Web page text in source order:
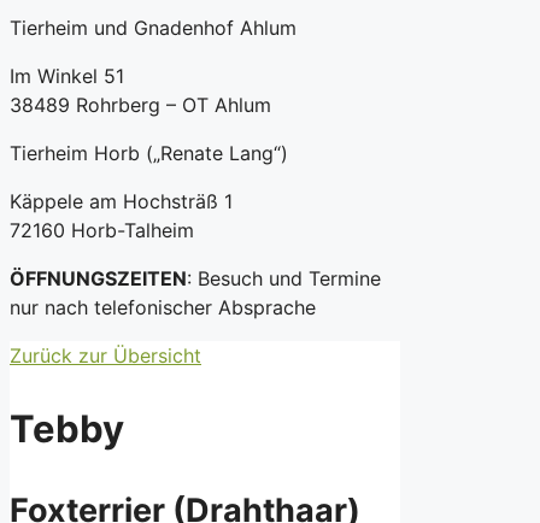
Tierheim und Gnadenhof Ahlum
Im Winkel 51
38489 Rohrberg – OT Ahlum
Tierheim Horb („Renate Lang“)
Käppele am Hochsträß 1
72160 Horb-Talheim
ÖFFNUNGSZEITEN: Besuch und Termine
nur nach telefonischer Absprache
Zurück zur Übersicht
Tebby
Foxterrier (Drahthaar)